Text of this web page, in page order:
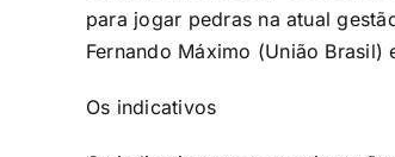
para jogar pedras na atual
Fernando Máximo (União
Os indicativos